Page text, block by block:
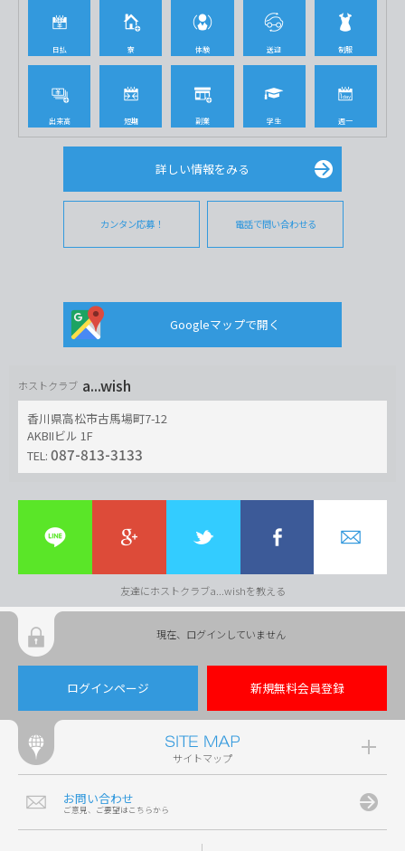
日払 寮 体験 送迎 制服
出来高 短期 副業 学生 週一
詳しい情報をみる
カンタン応募！ 電話で問い合わせる
Googleマップで開く
ホストクラブ a...wish
香川県高松市古馬場町7-12
AKBIIビル 1F
TEL: 087-813-3133
友達にホストクラブa...wishを教える
現在、ログインしていません
ログインページ 新規無料会員登録
サイトマップ
お問い合わせ
ご意見、ご要望はこちらから